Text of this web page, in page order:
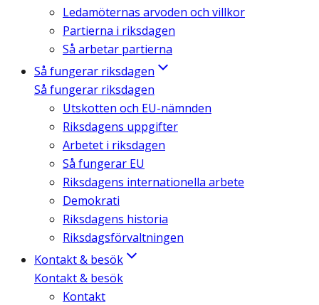
Ledamöternas arvoden och villkor
Partierna i riksdagen
Så arbetar partierna
Så fungerar riksdagen
Så fungerar riksdagen
Utskotten och EU-nämnden
Riksdagens uppgifter
Arbetet i riksdagen
Så fungerar EU
Riksdagens internationella arbete
Demokrati
Riksdagens historia
Riksdagsförvaltningen
Kontakt & besök
Kontakt & besök
Kontakt